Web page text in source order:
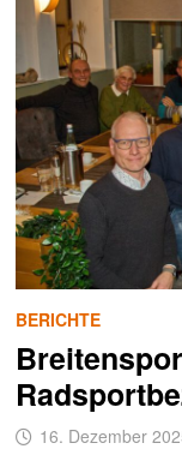
BERICHTE
16. Dezember